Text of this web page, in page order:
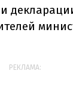
РЕКЛАМА: